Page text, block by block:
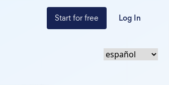
Start for free Log In